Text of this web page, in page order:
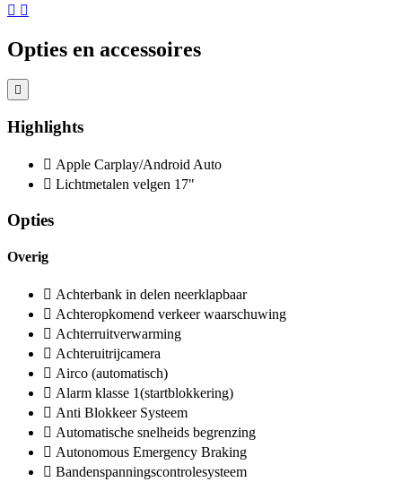
Opties en accessoires
Highlights
Apple Carplay/Android Auto
Lichtmetalen velgen 17"
Opties
Overig
Achterbank in delen neerklapbaar
Achteropkomend verkeer waarschuwing
Achterruitverwarming
Achteruitrijcamera
Airco (automatisch)
Alarm klasse 1(startblokkering)
Anti Blokkeer Systeem
Automatische snelheids begrenzing
Autonomous Emergency Braking
Bandenspanningscontrolesysteem